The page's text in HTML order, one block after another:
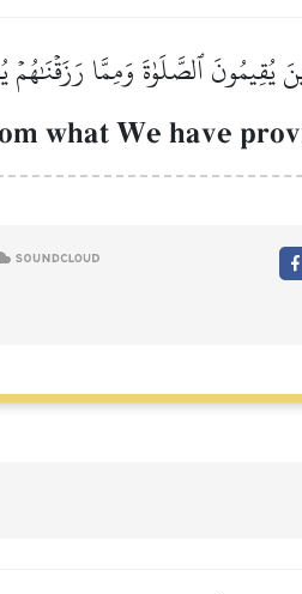
يُقِيمُونَ ٱلصَّلَوٰةَ وَمِمَّا رَزَقۡنَٰهُمۡ
what We have